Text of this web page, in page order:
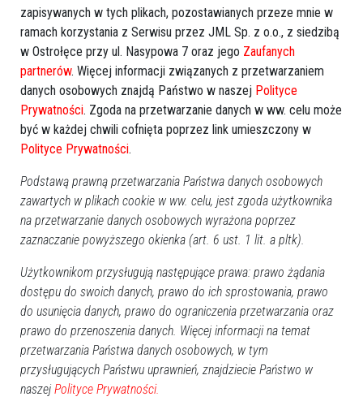
GOOGLE NEWS
Obserwuj nas i otrzymuj nowe wiadomości
Dodaj eOstroleka do obserwowanych źródeł w Google News.
Obserwuj w Google News
REKLAMA
Więcej o: Lelis,kurpiowskie Granie ,harmonia,przegląd
harmonistów,przegląd skrzypków ludowych,Henryk
Gadomski,Karol Samsel
zapisywanych w tych plikach, pozostawianych przeze mnie w
ramach korzystania z Serwisu przez JML Sp. z o.o., z siedzibą
w Ostrołęce przy ul. Nasypowa 7 oraz jego Zaufanych
partnerów. Więcej informacji związanych z przetwarzaniem
danych osobowych znajdą Państwo w naszej Polityce
Prywatności. Zgoda na przetwarzanie danych w ww. celu może
być w każdej chwili cofnięta poprzez link umieszczony w
Polityce Prywatności.
Podstawą prawną przetwarzania Państwa danych osobowych
zawartych w plikach cookie w ww. celu, jest zgoda użytkownika
na przetwarzanie danych osobowych wyrażona poprzez
zaznaczanie powyższego okienka (art. 6 ust. 1 lit. a pltk).
Użytkownikom przysługują następujące prawa: prawo żądania
dostępu do swoich danych, prawo do ich sprostowania, prawo
do usunięcia danych, prawo do ograniczenia przetwarzania oraz
prawo do przenoszenia danych. Więcej informacji na temat
przetwarzania Państwa danych osobowych, w tym
przysługujących Państwu uprawnień, znajdziecie Państwo w
naszej Polityce Prywatności.